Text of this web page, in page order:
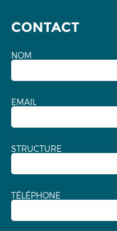
CONTACT
NOM
EMAIL
STRUCTURE
TÉLÉPHONE